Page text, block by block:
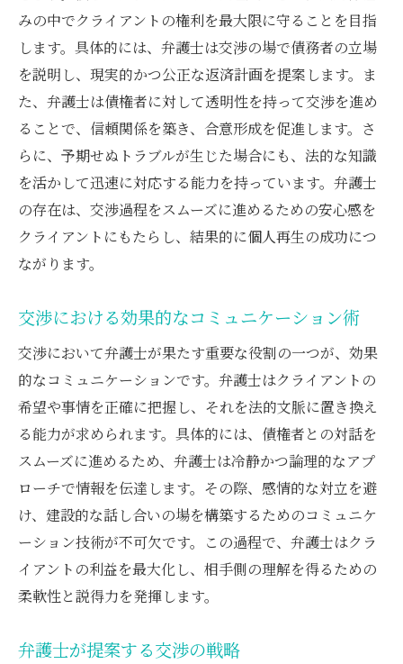
みの中でクライアントの権利を最大限に守ることを目指
します。具体的には、弁護士は交渉の場で債務者の立場
を説明し、現実的かつ公正な返済計画を提案します。ま
た、弁護士は債権者に対して透明性を持って交渉を進め
ることで、信頼関係を築き、合意形成を促進します。さ
らに、予期せぬトラブルが生じた場合にも、法的な知識
を活かして迅速に対応する能力を持っています。弁護士
の存在は、交渉過程をスムーズに進めるための安心感を
クライアントにもたらし、結果的に個人再生の成功につ
ながります。
交渉における効果的なコミュニケーション術
交渉において弁護士が果たす重要な役割の一つが、効果
的なコミュニケーションです。弁護士はクライアントの
希望や事情を正確に把握し、それを法的文脈に置き換え
る能力が求められます。具体的には、債権者との対話を
スムーズに進めるため、弁護士は冷静かつ論理的なアプ
ローチで情報を伝達します。その際、感情的な対立を避
け、建設的な話し合いの場を構築するためのコミュニケ
ーション技術が不可欠です。この過程で、弁護士はクラ
イアントの利益を最大化し、相手側の理解を得るための
柔軟性と説得力を発揮します。
弁護士が提案する交渉の戦略